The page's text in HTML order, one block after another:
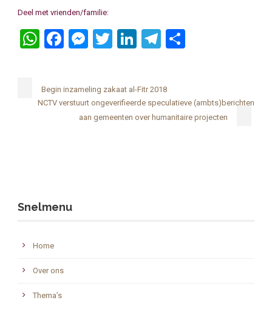
Deel met vrienden/familie:
WhatsApp
Facebook
Messenger
Twitter
LinkedIn
Telegram
Begin inzameling zakaat al-Fitr 2018
NCTV verstuurt ongeverifieerde speculatieve (ambts)berichten
aan gemeenten over humanitaire projecten
Snelmenu
Home
Over ons
Thema’s